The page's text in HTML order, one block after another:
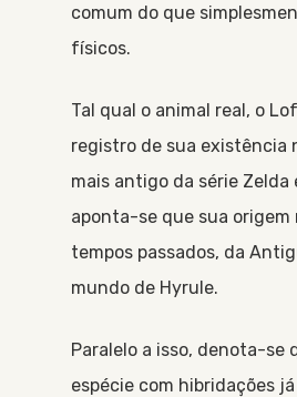
comum do que
físicos.
Tal qual o animal real, o
registro de sua existência
mais antigo da série Zelda
aponta-se que sua origem
tempos passados, da
mundo de Hyrule.
Paralelo a isso, denota-se
espécie com hibridações